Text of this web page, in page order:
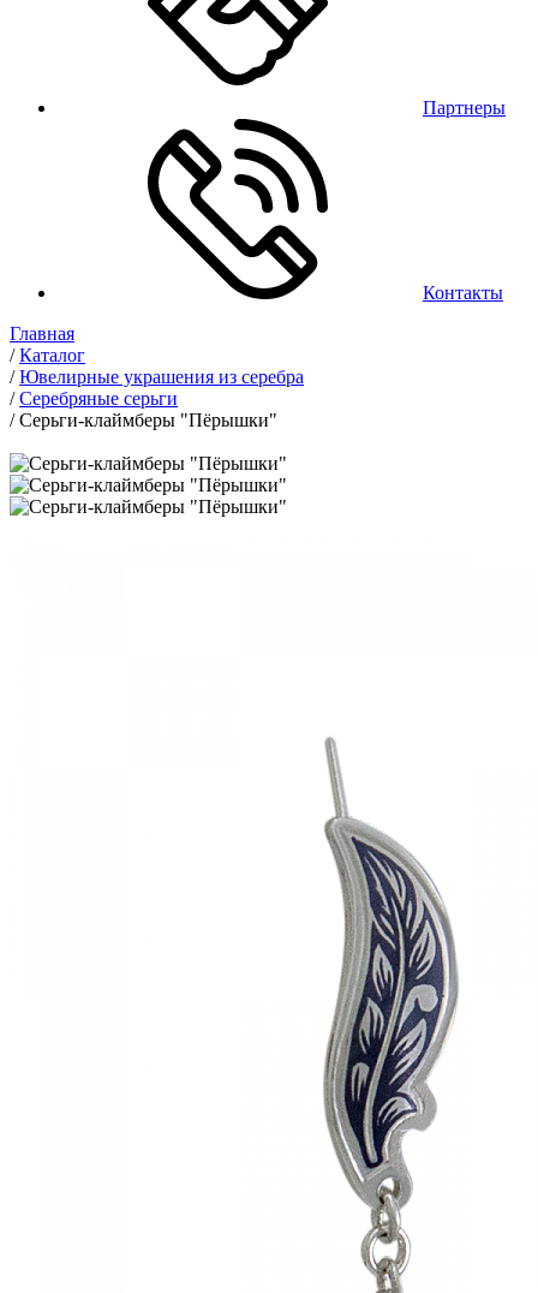
Партнеры
Контакты
Главная
/Каталог
/Ювелирные украшения из серебра
/Серебряные серьги
/Серьги-клаймберы "Пёрышки"